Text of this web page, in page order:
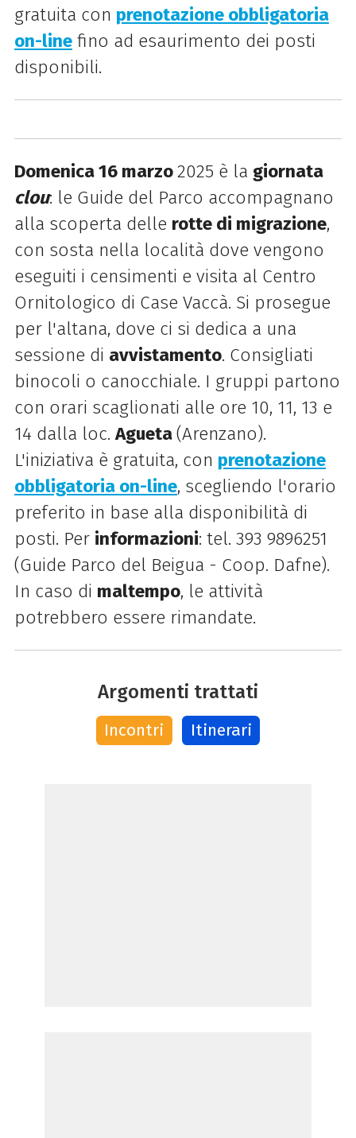
gratuita con prenotazione obbligatoria
on-line fino ad esaurimento dei posti
disponibili.
Domenica 16 marzo2025 è la giornata
clou: le Guide del Parco accompagnano
alla scoperta delle rotte di migrazione,
con sosta nella località dove vengono
eseguiti i censimenti e visita al Centro
Ornitologico di Case Vaccà. Si prosegue
per l'altana, dove ci si dedica a una
sessione di avvistamento. Consigliati
binocoli o canocchiale. I gruppi partono
con orari scaglionati alle ore 10, 11, 13 e
14 dalla loc.Agueta(Arenzano).
L'iniziativa è gratuita, con prenotazione
obbligatoria on-line, scegliendo l'orario
preferito in base alla disponibilità di
posti. Per informazioni: tel. 393 9896251
(Guide Parco del Beigua - Coop. Dafne).
In caso di maltempo, le attività
potrebbero essere rimandate.
Argomenti trattati
Incontri Itinerari